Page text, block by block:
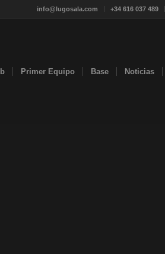
info@lugosala.com +34 616 037 489
Primer Equipo Base Noticias